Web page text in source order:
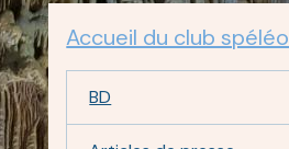
Accueil du club spéléo
BD